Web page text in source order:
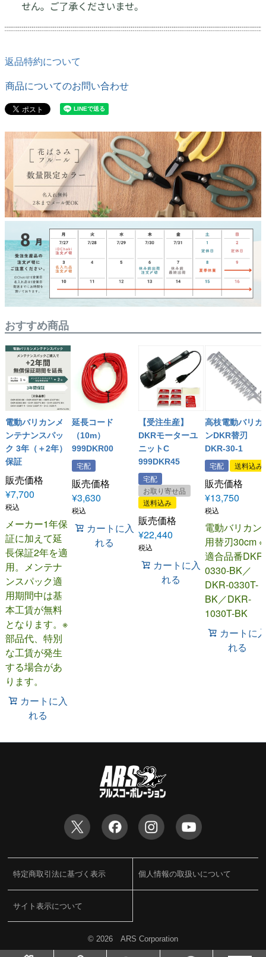
返品特約について
商品についてのお問い合わせ
おすすめ商品
電動バリカンメ
ンテナンスパッ
ク 3年（＋2年）
保証
販売価格
¥7,700
税込
メーカー1年保
証に加えて延
長保証2年を適
用。メンテナ
ンスパック適
用期間中は基
本工賃が無料
となります。※
部品代、特別
な工賃が発生
する場合があ
ります。
カートに入
れる
延長コード
（10m）
999DKR00
宅配
販売価格
¥3,630
税込
カートに入
れる
【受注生産】
DKRモーターユ
ニットC
999DKR45
宅配
お取り寄せ品
送料込み
販売価格
¥22,440
税込
カートに入
れる
高枝電動バリカ
ンDKR替刃
DKR-30-1
宅配 送料込み
販売価格
¥13,750
税込
電動バリカン
用替刃30cm ※
適合品番DKR-
0330-BK／
DKR-0330T-
BK／DKR-
1030T-BK
カートに
れる
特定商取引法に基づく表示 個人情報の取扱いについて
サイト表示について
© 2026 ARS Corporation